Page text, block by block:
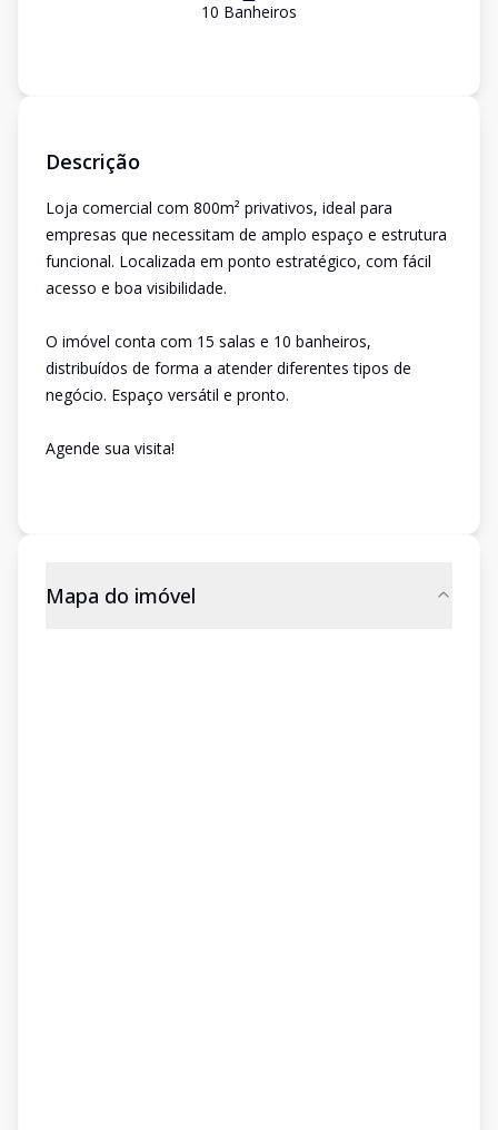
10 Banheiros
Descrição
Loja comercial com 800m² privativos, ideal para
empresas que necessitam de amplo espaço e estrutura
funcional. Localizada em ponto estratégico, com fácil
acesso e boa visibilidade.
O imóvel conta com 15 salas e 10 banheiros,
distribuídos de forma a atender diferentes tipos de
negócio. Espaço versátil e pronto.
Agende sua visita!
Mapa do imóvel